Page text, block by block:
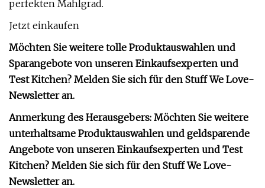
perfekten Mahlgrad.
Jetzt einkaufen
Möchten Sie weitere tolle Produktauswahlen und
Sparangebote von unseren Einkaufsexperten und
Test Kitchen? Melden Sie sich für den Stuff We Love-
Newsletter an.
Anmerkung des Herausgebers: Möchten Sie weitere
unterhaltsame Produktauswahlen und geldsparende
Angebote von unseren Einkaufsexperten und Test
Kitchen? Melden Sie sich für den Stuff We Love-
Newsletter an.